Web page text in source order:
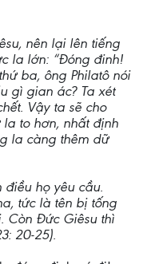
nên lại lên tiếng
la lớn: “Đóng đinh!
ba, ông Philatô nói
gì gian ác? Ta xét
Vậy ta sẽ cho
to hơn, nhất định
la càng thêm dữ
điều họ yêu cầu.
tức là tên bị tống
Còn Đức Giêsu thì
20-25).